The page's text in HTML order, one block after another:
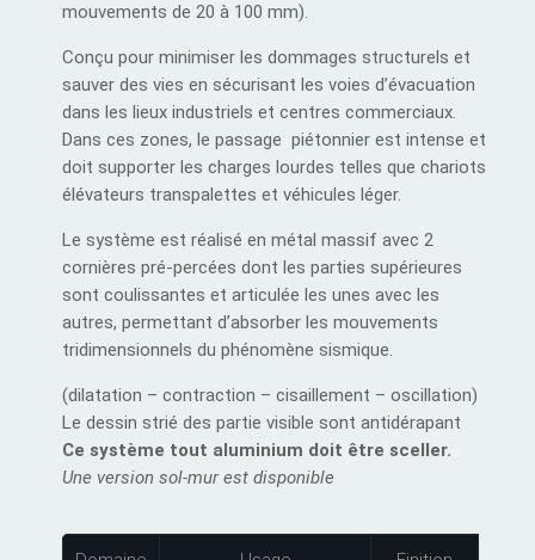
mouvements de 20 à 100 mm).
Conçu pour minimiser les dommages structurels et
sauver des vies en sécurisant les voies d’évacuation
dans les lieux industriels et centres commerciaux.
Dans ces zones, le passage piétonnier est intense et
doit supporter les charges lourdes telles que chariots
élévateurs transpalettes et véhicules léger.
Le système est réalisé en métal massif avec 2
cornières pré-percées dont les parties supérieures
sont coulissantes et articulée les unes avec les
autres, permettant d’absorber les mouvements
tridimensionnels du phénomène sismique.
(dilatation – contraction – cisaillement – oscillation)
Le dessin strié des partie visible sont antidérapant
Ce système tout aluminium doit être sceller.
Une version sol-mur est disponible